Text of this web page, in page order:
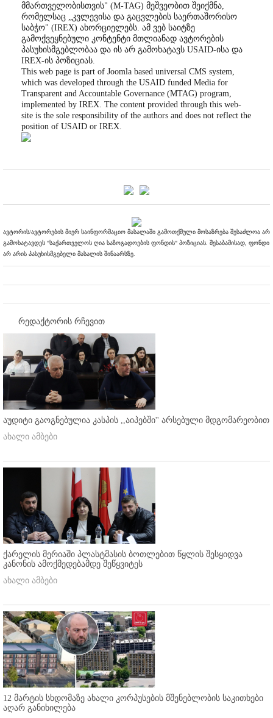
მმართველობისთვის" (M-TAG) მეშვეობით შეიქმნა,
რომელსაც „კვლევისა და გაცვლების საერთაშორისო
საბჭო" (IREX) ახორციელებს. ამ ვებ საიტზე
გამოქვეყნებული კონტენტი მთლიანად ავტორების
პასუხისმგებლობაა და ის არ გამოხატავს USAID-ისა და
IREX-ის პოზიციას.
This web page is part of Joomla based universal CMS system,
which was developed through the USAID funded Media for
Transparent and Accountable Governance (MTAG) program,
implemented by IREX. The content provided through this web-
site is the sole responsibility of the authors and does not reflect the
position of USAID or IREX.
ავტორის/ავტორების მიერ საინფორმაციო მასალაში გამოთქმული მოსაზრება შესაძლოა არ
გამოხატავდეს "საქართველოს ღია საზოგადოების ფონდის" პოზიციას. შესაბამისად, ფონდი
არ არის პასუხისმგებელი მასალის შინაარსზე.
რედაქტორის რჩევით
აუდიტი გაოგნებულია კასპის ,,აიპებში'' არსებული მდგომარეობით
ახალი ამბები
ქარელის მერიაში პლასტმასის ბოთლებით წყლის შესყიდვა
კანონის ამოქმედებამდე შეწყვიტეს
ახალი ამბები
12 მარტის სხდომაზე ახალი კორპუსების მშენებლობის საკითხები
აღარ განიხილება